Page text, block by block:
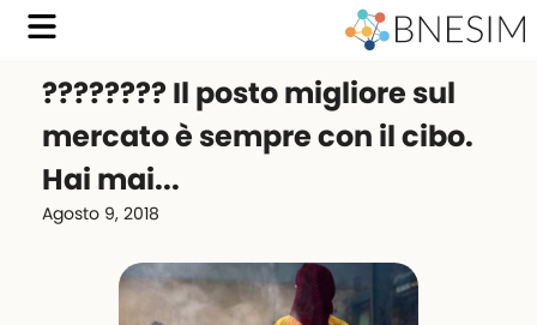
???????? Il posto migliore sul
mercato è sempre con il cibo.
Hai mai...
Agosto 9, 2018